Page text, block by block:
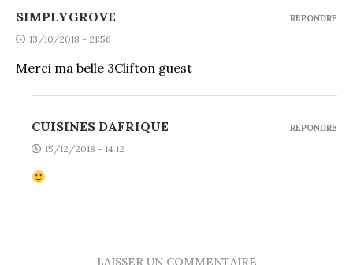
SIMPLYGROVE
13/10/2018 - 21:56
Merci ma belle 3Clifton guest
REPONDRE
CUISINES DAFRIQUE
15/12/2018 - 14:12
REPONDRE
LAISSER UN COMMENTAIRE